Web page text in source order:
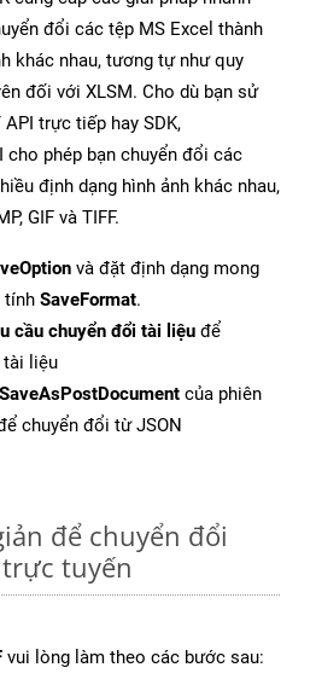
đổi các tệp MS Excel thành
khác nhau, tương tự như quy
đối với XLSM. Cho dù bạn sử
trực tiếp hay SDK,
cho phép bạn chuyển đổi các
định dạng hình ảnh khác nhau,
GIF và TIFF.
và đặt định dạng mong
tính SaveFormat.
cầu chuyển đổi tài liệu để
tài liệu
SaveAsPostDocument của phiên
chuyển đổi từ JSON
để chuyển đổi
trực tuyến
vui lòng làm theo các bước sau: